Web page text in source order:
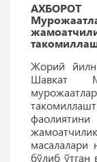
Жорий
Шавкат
масалалари
бўлиб